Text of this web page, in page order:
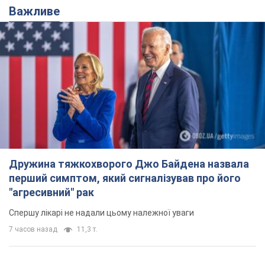
Важливе
Дружина тяжкохворого Джо Байдена назвала
перший симптом, який сигналізував про його
"агресивний" рак
Спершу лікарі не надали цьому належної уваги
7 часов назад 11,3 т.